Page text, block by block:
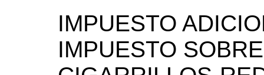
IMPUESTO
IMPUESTO